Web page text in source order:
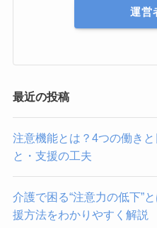
運営
最近の投稿
注意機能とは？4つの働き
と・支援の工夫
介護で困る“注意力の低下”
援方法をわかりやすく解説